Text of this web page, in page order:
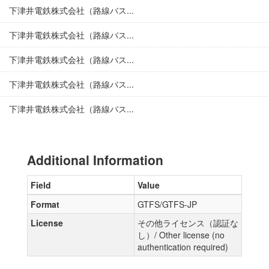
下津井電鉄株式会社（路線バス...
下津井電鉄株式会社（路線バス...
下津井電鉄株式会社（路線バス...
下津井電鉄株式会社（路線バス...
下津井電鉄株式会社（路線バス...
Additional Information
Field
Value
Format
GTFS/GTFS-JP
License
その他ライセンス（認証な
し）/ Other license (no
authentication required)